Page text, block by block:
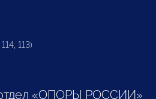
113)
«ОПОРЫ РОССИИ»